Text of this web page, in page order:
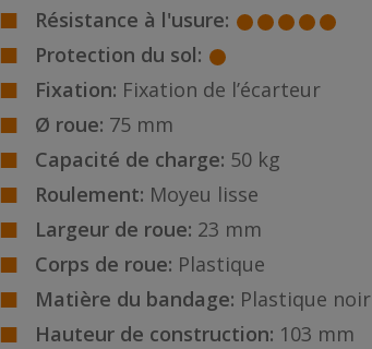
Résistance à l'usure:
Protection du sol:
Fixation: Fixation de l’écarteur
Ø roue: 75 mm
Capacité de charge: 50 kg
Roulement: Moyeu lisse
Largeur de roue: 23 mm
Corps de roue: Plastique
Matière du bandage: Plastique noir
Hauteur de construction: 103 mm